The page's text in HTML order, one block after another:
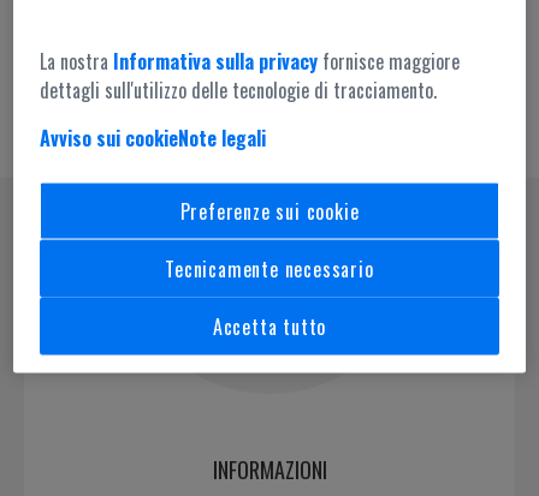
INFORMAZIONI
La nostra Informativa sulla privacy fornisce maggiore
dettagli sull'utilizzo delle tecnologie di tracciamento.
Avviso sui cookieNote legali
Preferenze sui cookie
Tecnicamente necessario
Accetta tutto